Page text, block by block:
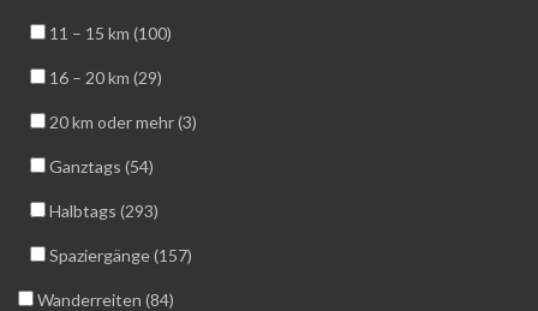
11 – 15 km (100)
16 – 20 km (29)
20 km oder mehr (3)
Ganztags (54)
Halbtags (293)
Spaziergänge (157)
Wanderreiten (84)